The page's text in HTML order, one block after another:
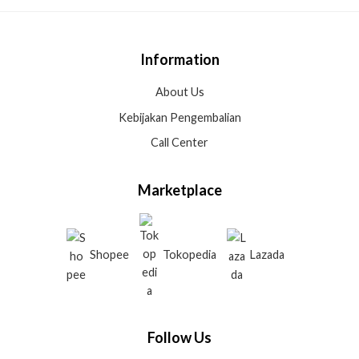
Information
About Us
Kebijakan Pengembalian
Call Center
Marketplace
Shopee Tokopedia Lazada
Follow Us